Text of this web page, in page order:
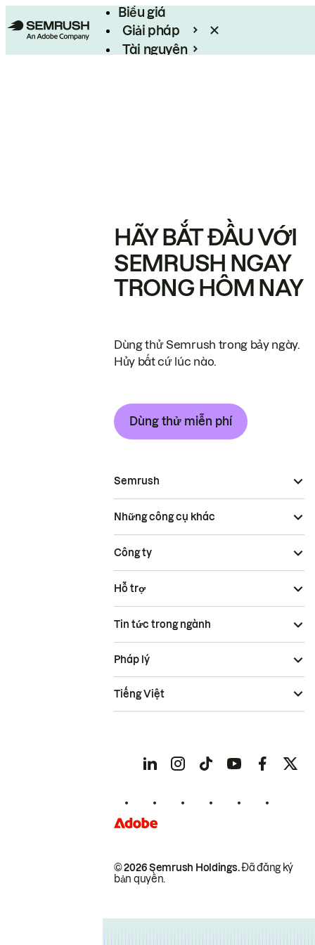
Biểu giá
Giải pháp
Tài nguyên
HÃY BẮT ĐẦU VỚI
SEMRUSH NGAY
TRONG HÔM NAY
Dùng thử Semrush trong bảy ngày.
Hủy bất cứ lúc nào.
Dùng thử miễn phí
Semrush
Những công cụ khác
Công ty
Hỗ trợ
Tin tức trong ngành
© 2026 Semrush Holdings.Đã đăng ký
bản quyền.
Pháp lý
Tiếng Việt